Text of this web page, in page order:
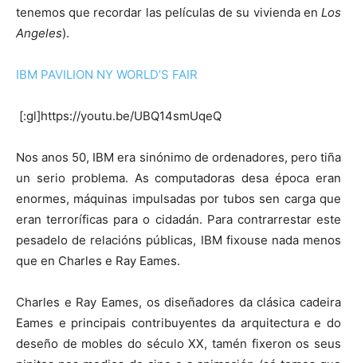
tenemos que recordar las películas de su vivienda en Los
Angeles).
IBM PAVILION NY WORLD’S FAIR
[:gl]https://youtu.be/UBQ14smUqeQ
Nos anos 50, IBM era sinónimo de ordenadores, pero tiña
un serio problema. As computadoras desa época eran
enormes, máquinas impulsadas por tubos sen carga que
eran terroríficas para o cidadán. Para contrarrestar este
pesadelo de relacións públicas, IBM fixouse nada menos
que en Charles e Ray Eames.
Charles e Ray Eames, os diseñadores da clásica cadeira
Eames e principais contribuyentes da arquitectura e do
deseño de mobles do século XX, tamén fixeron os seus